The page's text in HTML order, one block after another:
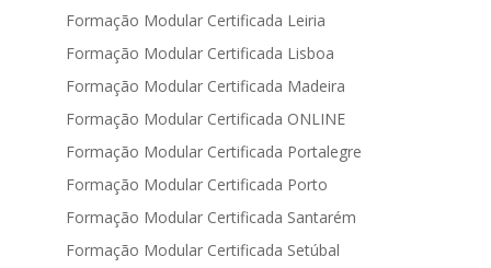
Formação Modular Certificada Leiria
Formação Modular Certificada Lisboa
Formação Modular Certificada Madeira
Formação Modular Certificada ONLINE
Formação Modular Certificada Portalegre
Formação Modular Certificada Porto
Formação Modular Certificada Santarém
Formação Modular Certificada Setúbal